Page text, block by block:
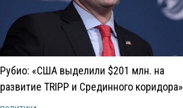
Рубио: «США выделили $201 млн. на
развитие TRIPP и Срединного коридора»